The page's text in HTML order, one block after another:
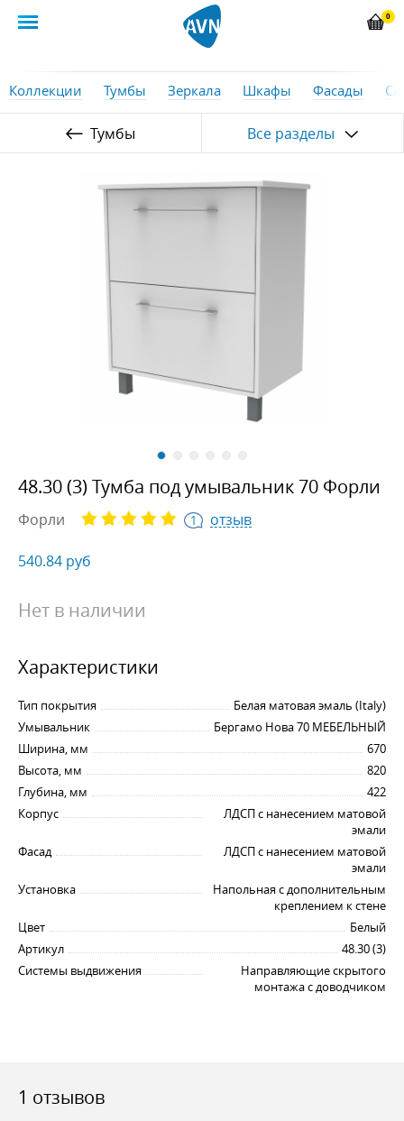
0
Коллекции Тумбы Зеркала Шкафы Фасады
Тумбы Все разделы
48.30 (3) Тумба под умывальник 70 Форли
Форли 1 отзыв
540.84 руб
Нет в наличии
Характеристики
Тип покрытия
Белая матовая эмаль (Italy)
Умывальник
Бергамо Нова 70 МЕБЕЛЬНЫЙ
Ширина, мм
670
Высота, мм
820
Глубина, мм
422
Корпус
ЛДСП с нанесением матовой
эмали
Фасад
ЛДСП с нанесением матовой
эмали
Установка
Напольная с дополнительным
креплением к стене
Цвет
Белый
Артикул
48.30 (3)
Системы выдвижения
Направляющие скрытого
монтажа с доводчиком
1 отзывов